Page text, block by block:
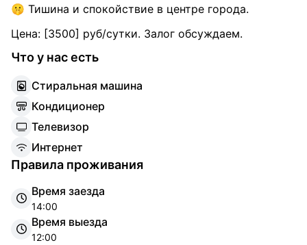
🤫 Тишина и спокойствие в центре города.
Цена: [3500] руб/сутки. Залог обсуждаем.
Что у нас есть
Стиральная машина
Кондиционер
Телевизор
Интернет
Правила проживания
Время заезда
14:00
Время выезда
12:00